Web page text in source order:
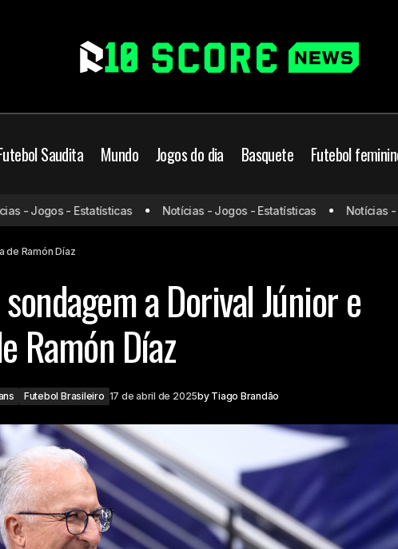
Saudita Mundo Jogos do dia Basquete Futebol
Brasileiro
Corinthians
Corinthians faz sondagem a Dorival
saída de Ramón Díaz
- Jogos - Estatísticas Notícias - Jogos - Estatísticas Notícias -
de Ramón Díaz
a Dorival Júnior e
Ramón Díaz
Futebol Brasileiro 17 de abril de 2025by Tiago Brandão